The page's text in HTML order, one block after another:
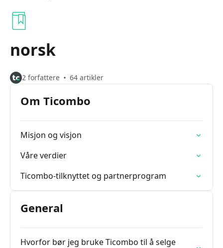
norsk
2 forfattere 64 artikler
Om Ticombo
Misjon og visjon
Våre verdier
Ticombo-tilknyttet og partnerprogram
General
Hvorfor bør jeg bruke Ticombo til å selge